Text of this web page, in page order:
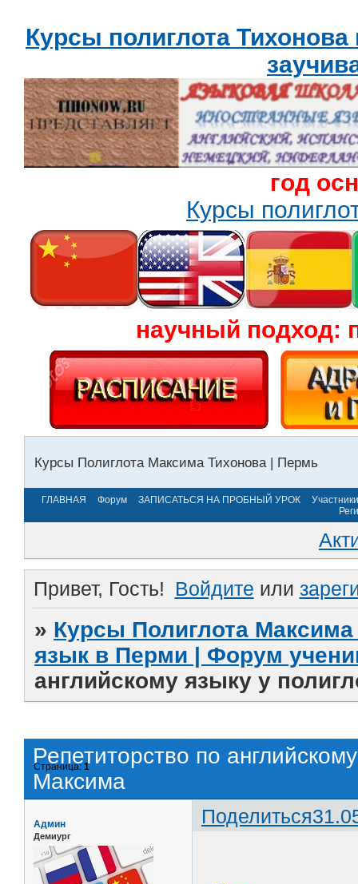
Курсы полиглота
год
Курсы
научный подход:
Курсы Полиглота Максима Тихонова | Пермь
ГЛАВНАЯ Форум ЗАПИСАТЬСЯ НА ПРОБНЫЙ УРОК
Участники
Привет, Гость! Войдите или
» Курсы Полиглота
язык в Перми | Форум
английскому языку у
Репетиторство по
Максима
Страница:1
Поделиться
Админ
Демиург